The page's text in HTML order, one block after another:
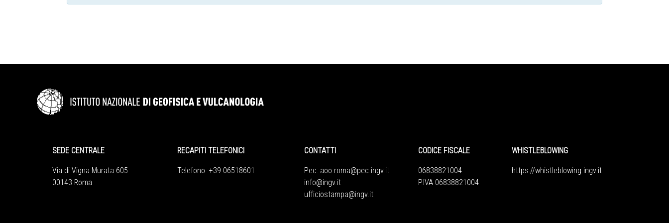
SEDE CENTRALE
Via di Vigna Murata 605
00143 Roma
RECAPITI TELEFONICI
Telefono +39 06518601
CONTATTI
Pec: aoo.roma@pec.ingv.it
info@ingv.it
ufficiostampa@ingv.it
CODICE FISCALE
06838821004
P.IVA 06838821004
WHISTLEBLOWING
https://whistleblowing.ingv. it